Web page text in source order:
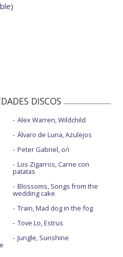
)
DISCOS
Alex Warren, Wildchild
Álvaro de Luna, Azulejos
Peter Gabriel, o/i
Los Zigarros, Carne con
patatas
Blossoms, Songs from the
wedding cake
Train, Mad dog in the fog
Tove Lo, Estrus
Jungle, Sunshine